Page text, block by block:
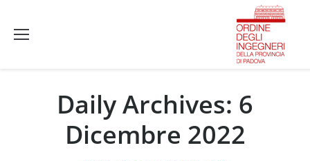
Daily Archives: 6
Dicembre 2022